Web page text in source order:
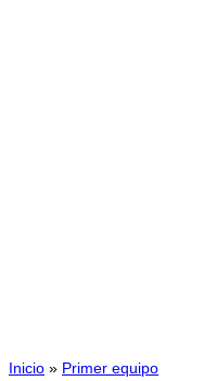
Inicio » Primer equipo